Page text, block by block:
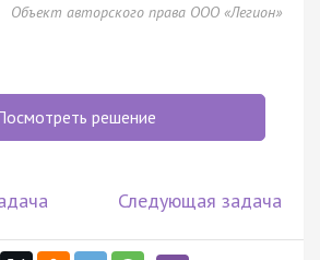
Объект авторского права ООО «Легион»
решение
Следующая задача